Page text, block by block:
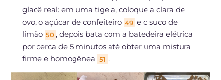
glacê real: em uma tigela, coloque a clara de
ovo, o açúcar de confeiteiro 49 e o suco de
limão 50 , depois bata com a batedeira elétrica
por cerca de 5 minutos até obter uma mistura
firme e homogênea 51 .